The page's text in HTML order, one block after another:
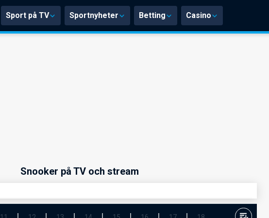
Sport på TV Sportnyheter Betting Casino
Snooker på TV och stream